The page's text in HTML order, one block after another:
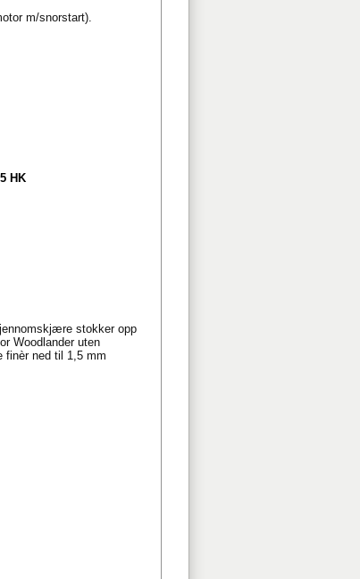
m/snorstart).
HK
stokker opp
Woodlander uten
finèr ned til 1,5 mm